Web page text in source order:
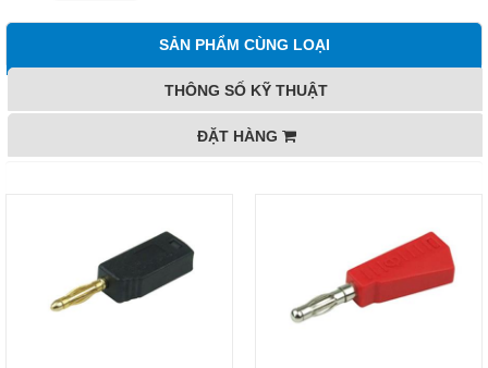
SẢN PHẨM CÙNG LOẠI
THÔNG SỐ KỸ THUẬT
ĐẶT HÀNG